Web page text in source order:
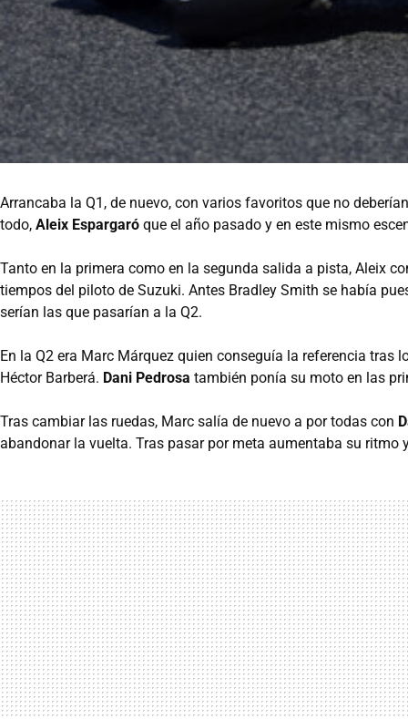
Arrancaba la Q1, de nuevo, con varios favoritos que no
todo, Aleix Espargaró que el año pasado y en este mismo
Tanto en la primera como en la segunda salida a pista, Aleix
tiempos del piloto de Suzuki. Antes Bradley Smith se había
serían las que pasarían a la Q2.
En la Q2 era Marc Márquez quien conseguía la referencia
Héctor Barberá. Dani Pedrosa también ponía su moto en las
Tras cambiar las ruedas, Marc salía de nuevo a por todas con
abandonar la vuelta. Tras pasar por meta aumentaba su